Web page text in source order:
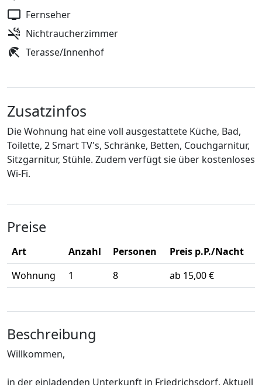
Fernseher
Nichtraucherzimmer
Terasse/Innenhof
Zusatzinfos
Die Wohnung hat eine voll ausgestattete Küche, Bad,
Toilette, 2 Smart TV's, Schränke, Betten, Couchgarnitur,
Sitzgarnitur, Stühle. Zudem verfügt sie über kostenloses
Wi-Fi.
Preise
Art Anzahl Personen
Preis p.P./Nacht
Wohnung
1 8 ab 15,00 €
Beschreibung
Willkommen,
in der einladenden Unterkunft in Friedrichsdorf. Aktuell